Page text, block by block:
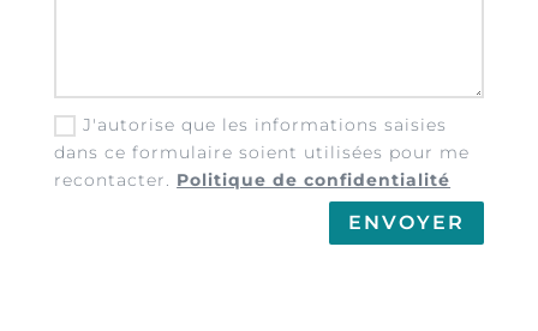
J'autorise que les informations saisies
dans ce formulaire soient utilisées pour me
recontacter. Politique de confidentialité
ENVOYER